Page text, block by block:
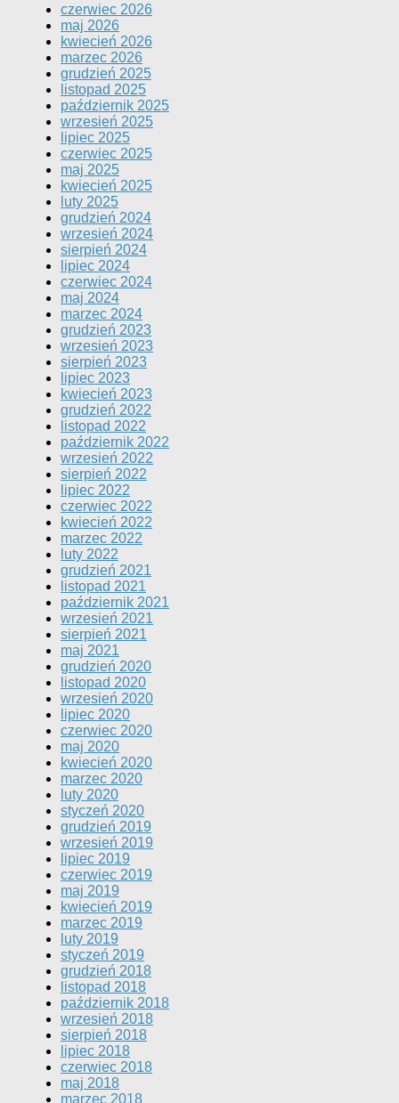
czerwiec 2026
maj 2026
kwiecień 2026
marzec 2026
grudzień 2025
listopad 2025
październik 2025
wrzesień 2025
lipiec 2025
czerwiec 2025
maj 2025
kwiecień 2025
luty 2025
grudzień 2024
wrzesień 2024
sierpień 2024
lipiec 2024
czerwiec 2024
maj 2024
marzec 2024
grudzień 2023
wrzesień 2023
sierpień 2023
lipiec 2023
kwiecień 2023
grudzień 2022
listopad 2022
październik 2022
wrzesień 2022
sierpień 2022
lipiec 2022
czerwiec 2022
kwiecień 2022
marzec 2022
luty 2022
grudzień 2021
listopad 2021
październik 2021
wrzesień 2021
sierpień 2021
maj 2021
grudzień 2020
listopad 2020
wrzesień 2020
lipiec 2020
czerwiec 2020
maj 2020
kwiecień 2020
marzec 2020
luty 2020
styczeń 2020
grudzień 2019
wrzesień 2019
lipiec 2019
czerwiec 2019
maj 2019
kwiecień 2019
marzec 2019
luty 2019
styczeń 2019
grudzień 2018
listopad 2018
październik 2018
wrzesień 2018
sierpień 2018
lipiec 2018
czerwiec 2018
maj 2018
marzec 2018